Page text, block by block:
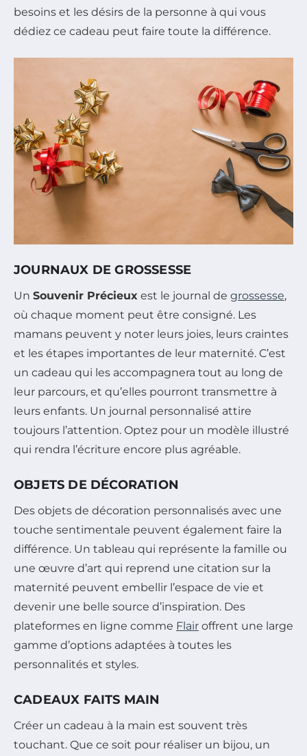
besoins et les désirs de la personne à qui vous
dédiez ce cadeau peut faire toute la différence.
JOURNAUX DE GROSSESSE
Un Souvenir Précieux est le journal de grossesse,
où chaque moment peut être consigné. Les
mamans peuvent y noter leurs joies, leurs craintes
et les étapes importantes de leur maternité. C’est
un cadeau qui les accompagnera tout au long de
leur parcours, et qu’elles pourront transmettre à
leurs enfants. Un journal personnalisé attire
toujours l’attention. Optez pour un modèle illustré
qui rendra l’écriture encore plus agréable.
OBJETS DE DÉCORATION
Des objets de décoration personnalisés avec une
touche sentimentale peuvent également faire la
différence. Un tableau qui représente la famille ou
une œuvre d’art qui reprend une citation sur la
maternité peuvent embellir l’espace de vie et
devenir une belle source d’inspiration. Des
plateformes en ligne comme Flair offrent une large
gamme d’options adaptées à toutes les
personnalités et styles.
CADEAUX FAITS MAIN
Créer un cadeau à la main est souvent très
touchant. Que ce soit pour réaliser un bijou, un